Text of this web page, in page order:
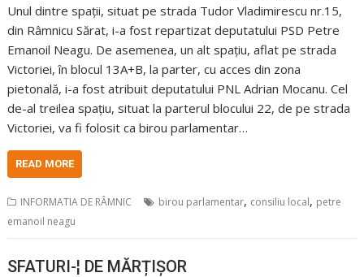
Unul dintre spații, situat pe strada Tudor Vladimirescu nr.15,
din Râmnicu Sărat, i-a fost repartizat deputatului PSD Petre
Emanoil Neagu. De asemenea, un alt spațiu, aflat pe strada
Victoriei, în blocul 13A+B, la parter, cu acces din zona
pietonală, i-a fost atribuit deputatului PNL Adrian Mocanu. Cel
de-al treilea spațiu, situat la parterul blocului 22, de pe strada
Victoriei, va fi folosit ca birou parlamentar…
READ MORE
INFORMATIA DE RÂMNIC birou parlamentar, consiliu local, petre
emanoil neagu
SFATURI-¦ DE MĂRȚIȘOR